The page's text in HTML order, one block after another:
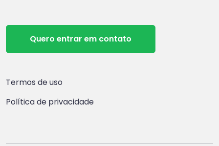
Quero entrar em contato
Termos de uso
Política de privacidade